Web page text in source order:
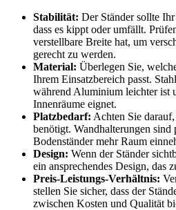
Stabilität: Der Ständer sollte
dass es kippt oder umfällt.
verstellbare Breite hat, um
gerecht zu werden.
Material: Überlegen Sie,
Ihrem Einsatzbereich passt.
während Aluminium leichter ist
Innenräume eignet.
Platzbedarf: Achten Sie
benötigt. Wandhalterungen sind
Bodenständer mehr Raum
Design: Wenn der Ständer
ein ansprechendes Design, das
Preis-Leistungs-Verhältnis:
stellen Sie sicher, dass der
zwischen Kosten und Qualität